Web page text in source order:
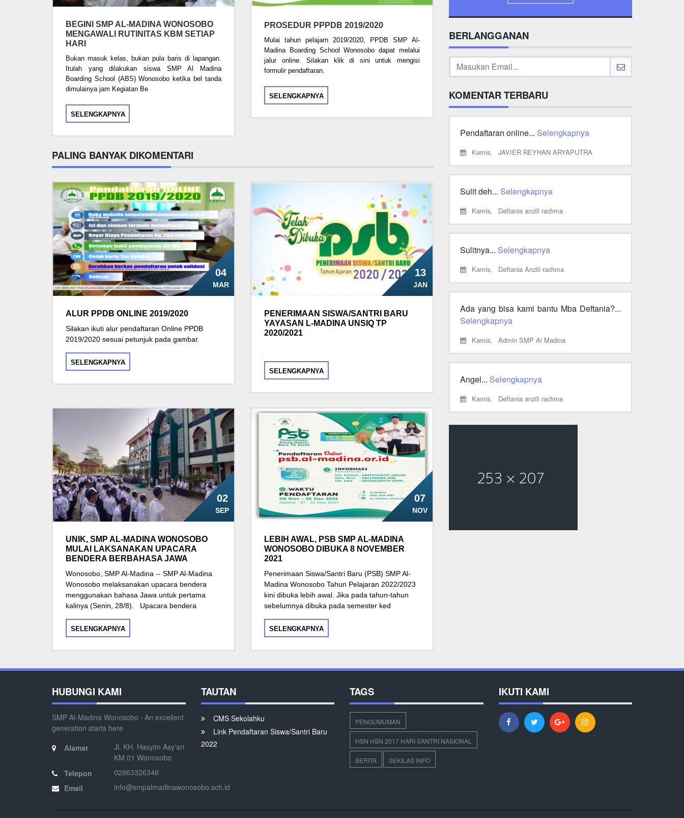
BEGINI SMP AL-MADINA WONOSOBO
MENGAWALI RUTINITAS KBM SETIAP
HARI
Bukan masuk kelas, bukan pula baris di lapangan.
Itulah yang dilakukan siswa SMP Al Madina
Boarding School (ABS) Wonosobo ketika bel tanda
dimulainya jam Kegiatan Be
SELENGKAPNYA
PROSEDUR PPPDB 2019/2020
Mulai tahun pelajarn 2019/2020, PPDB SMP Al-
Madina Boarding School Wonosobo dapat melalui
jalur online. Silakan klik di sini untuk mengisi
formulir pendaftaran.
SELENGKAPNYA
PALING BANYAK DIKOMENTARI
04
MAR
ALUR PPDB ONLINE 2019/2020
Silakan ikuti alur pendaftaran Online PPDB
2019/2020 sesuai petunjuk pada gambar.
SELENGKAPNYA
13
JAN
PENERIMAAN SISWA/SANTRI BARU
YAYASAN L-MADINA UNSIQ TP
2020/2021
SELENGKAPNYA
02
SEP
UNIK, SMP AL-MADINA WONOSOBO
MULAI LAKSANAKAN UPACARA
BENDERA BERBAHASA JAWA
Wonosobo, SMP Al-Madina -- SMP Al-Madina
Wonosobo melaksanakan upacara bendera
menggunakan bahasa Jawa untuk pertama
kalinya (Senin, 28/8). Upacara bendera
SELENGKAPNYA
07
NOV
LEBIH AWAL, PSB SMP AL-MADINA
WONOSOBO DIBUKA 8 NOVEMBER
2021
Penerimaan Siswa/Santri Baru (PSB) SMP Al-
Madina Wonosobo Tahun Pelajaran 2022/2023
kini dibuka lebih awal. Jika pada tahun-tahun
sebelumnya dibuka pada semester ked
SELENGKAPNYA
BERLANGGANAN
KOMENTAR TERBARU
Pendaftaran online... Selengkapnya
Kamis, JAVIER REYHAN ARYAPUTRA
Sulit deh... Selengkapnya
Kamis, Deftania anzili rachma
Sulitnya... Selengkapnya
Kamis, Deftania Anzili rachma
Ada yang bisa kami bantu Mba Deftania?...
Selengkapnya
Kamis, Admin SMP Al Madina
Angel... Selengkapnya
Kamis, Deftania anzili rachma
HUBUNGI KAMI
SMP Al-Madina Wonosobo ⋅ An excellent
generation starts here
Alamat
Jl. KH. Hasyim Asy'ari
KM 01 Wonosobo
Telepon
02863326346
Email
info@smpalmadinawonosobo.sch.id
TAUTAN
CMS Sekolahku
Link Pendaftaran Siswa/Santri Baru
2022
TAGS
PENGUMUMAN
HSN HSN 2017 HARI SANTRI NASIONAL
BERITA SEKILAS INFO
IKUTI KAMI